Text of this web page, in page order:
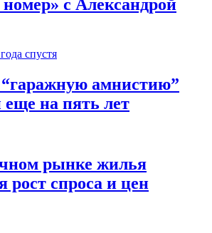
с Александрой
спустя
амнистию”
еще на пять лет
рынке жилья
рост спроса и цен